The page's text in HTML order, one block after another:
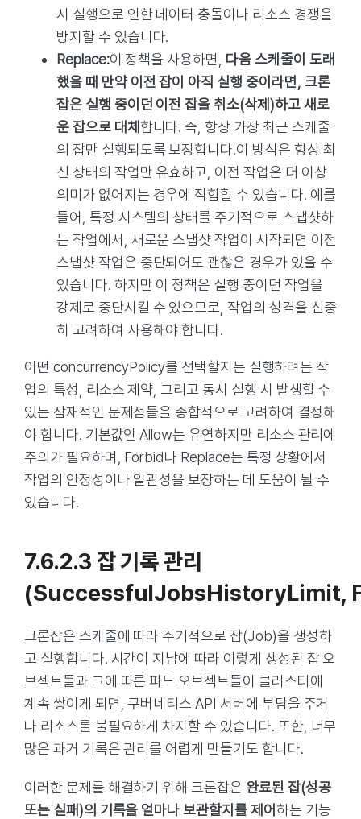
시 실행으로 인한 데이터 충돌이나 리소스 경쟁을
방지할 수 있습니다.
Replace:이 정책을 사용하면, 다음 스케줄이 도래
했을 때 만약 이전 잡이 아직 실행 중이라면, 크론
잡은 실행 중이던 이전 잡을 취소(삭제)하고 새로
운 잡으로 대체 합니다. 즉, 항상 가장 최근 스케줄
의 잡만 실행되도록 보장합니다.이 방식은 항상 최
신 상태의 작업만 유효하고, 이전 작업은 더 이상
의미가 없어지는 경우에 적합할 수 있습니다. 예를
들어, 특정 시스템의 상태를 주기적으로 스냅샷하
는 작업에서, 새로운 스냅샷 작업이 시작되면 이전
스냅샷 작업은 중단되어도 괜찮은 경우가 있을 수
있습니다. 하지만 이 정책은 실행 중이던 작업을
강제로 중단시킬 수 있으므로, 작업의 성격을 신중
히 고려하여 사용해야 합니다.
어떤 concurrencyPolicy를 선택할지는 실행하려는 작
업의 특성, 리소스 제약, 그리고 동시 실행 시 발생할 수
있는 잠재적인 문제점들을 종합적으로 고려하여 결정해
야 합니다. 기본값인 Allow는 유연하지만 리소스 관리에
주의가 필요하며, Forbid나 Replace는 특정 상황에서
작업의 안정성이나 일관성을 보장하는 데 도움이 될 수
있습니다.
7.6.2.3 잡 기록 관리
(successfulJobsHistoryLimit,
크론잡은 스케줄에 따라 주기적으로 잡(Job)을 생성하
고 실행합니다. 시간이 지남에 따라 이렇게 생성된 잡 오
브젝트들과 그에 따른 파드 오브젝트들이 클러스터에
계속 쌓이게 되면, 쿠버네티스 API 서버에 부담을 주거
나 리소스를 불필요하게 차지할 수 있습니다. 또한, 너무
많은 과거 기록은 관리를 어렵게 만들기도 합니다.
이러한 문제를 해결하기 위해 크론잡은 완료된 잡(성공
또는 실패)의 기록을 얼마나 보관할지를 제어하는 기능